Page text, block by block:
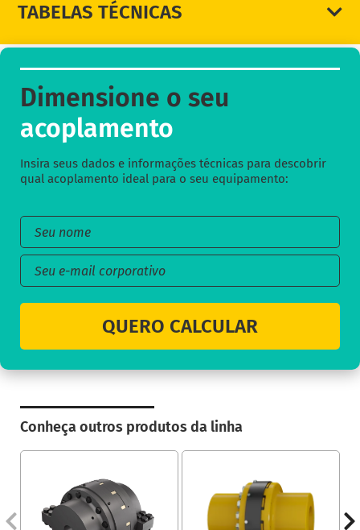
TABELAS TÉCNICAS
Dimensione o seu
acoplamento
Insira seus dados e informações técnicas para descobrir
qual acoplamento ideal para o seu equipamento:
QUERO CALCULAR
Conheça outros produtos da linha